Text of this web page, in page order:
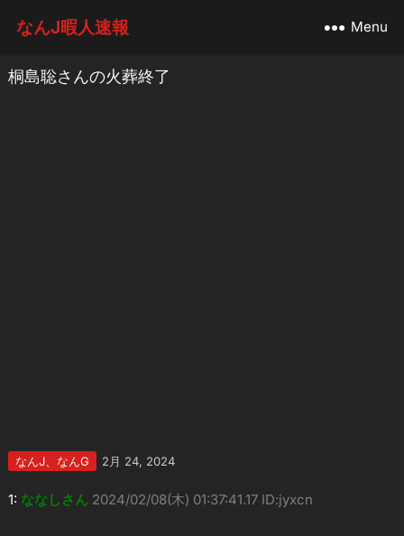
なんJ暇人速報 Menu
桐島聡さんの火葬終了
なんJ、なんG 2月 24, 2024
1: ななしさん 2024/02/08(木) 01:37:41.17 ID:jyxcn